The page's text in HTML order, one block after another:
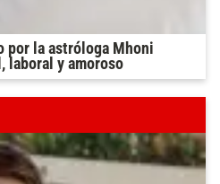
por la astróloga Mhoni
laboral y amoroso